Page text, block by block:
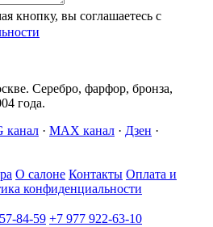
кнопку, вы соглашаетесь с
Серебро, фарфор, бронза,
года.
канал · MAX канал · Дзен ·
О салоне Контакты Оплата и
конфиденциальности
84-59 +7 977 922-63-10